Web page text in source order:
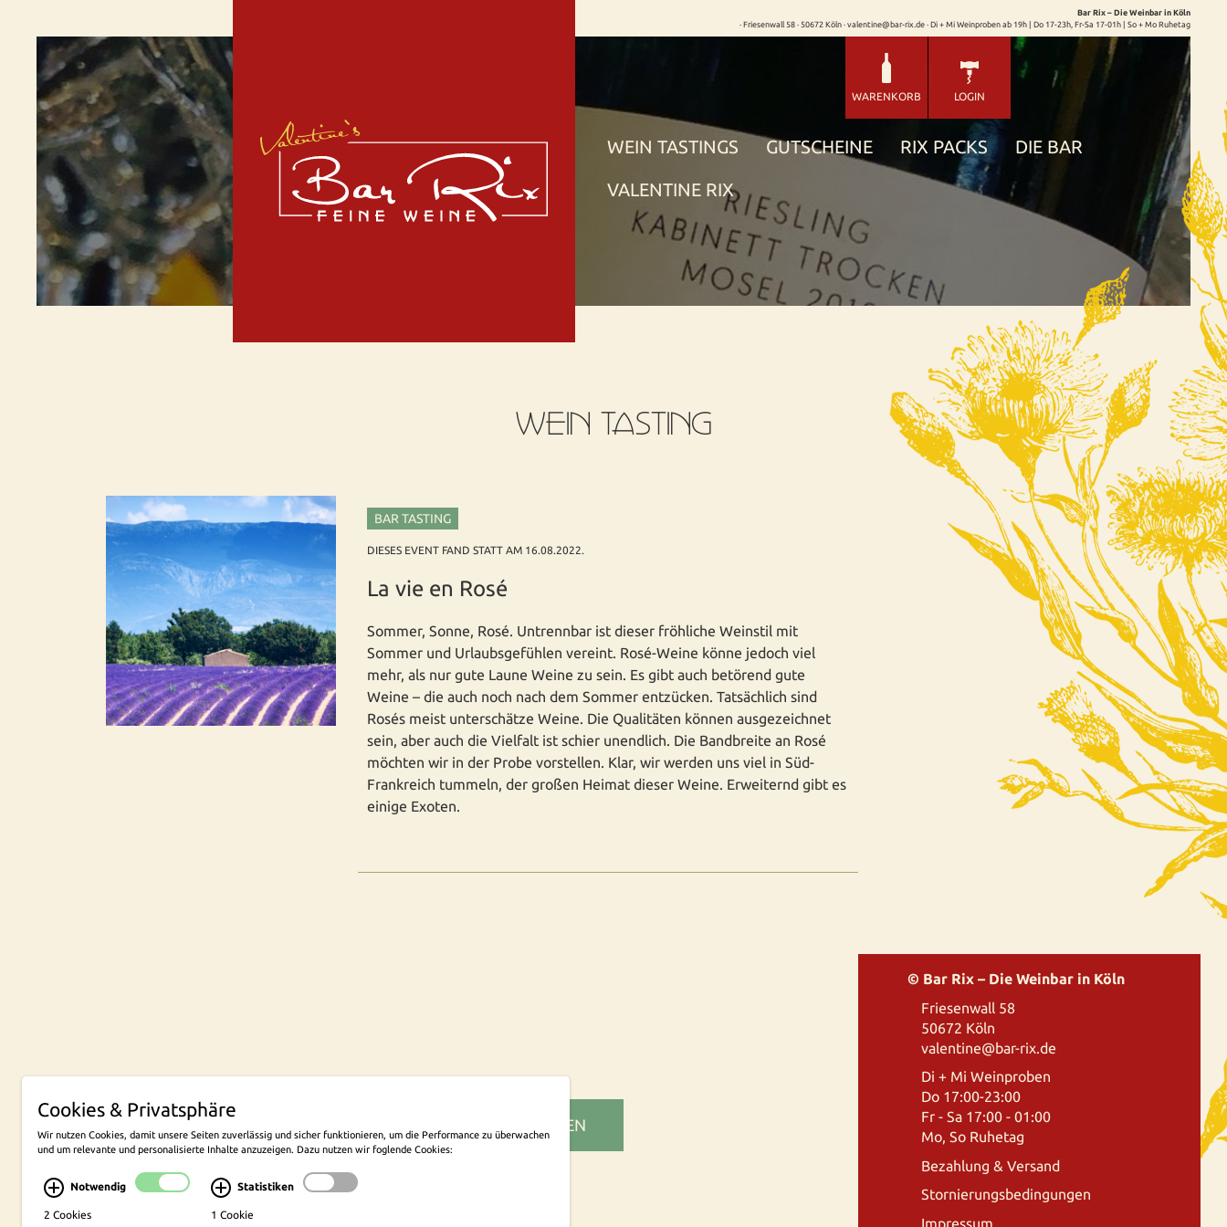
Bar Rix – Die Weinbar in Köln
· Friesenwall 58 · 50672 Köln · valentine@bar-rix.de · Di + Mi Weinproben ab 19h | Do 17-23h, Fr-Sa 17-01h | So + Mo Ruhetag
WARENKORB LOGIN
WEIN TASTINGS GUTSCHEINE RIX PACKS DIE BAR
VALENTINE RIX
WEIN TASTING
BAR TASTING
DIESES EVENT FAND STATT AM 16.08.2022.
La vie en Rosé
Sommer, Sonne, Rosé. Untrennbar ist dieser fröhliche Weinstil mit
Sommer und Urlaubsgefühlen vereint. Rosé-Weine könne jedoch viel
mehr, als nur gute Laune Weine zu sein. Es gibt auch betörend gute
Weine – die auch noch nach dem Sommer entzücken. Tatsächlich sind
Rosés meist unterschätze Weine. Die Qualitäten können ausgezeichnet
sein, aber auch die Vielfalt ist schier unendlich. Die Bandbreite an Rosé
möchten wir in der Probe vorstellen. Klar, wir werden uns viel in Süd-
Frankreich tummeln, der großen Heimat dieser Weine. Erweiternd gibt es
einige Exoten.
Konzept, Layout und technische Umsetzung cekom, Köln
NEWSLETTER ABONNIEREN
© Bar Rix – Die Weinbar in Köln
Friesenwall 58
50672 Köln
valentine@bar-rix.de
Di + Mi Weinproben
Do 17:00-23:00
Fr - Sa 17:00 - 01:00
Mo, So Ruhetag
Bezahlung & Versand
Stornierungsbedingungen
Impressum
Cookies & Privatsphäre
Wir nutzen Cookies, damit unsere Seiten zuverlässig und sicher funktionieren, um die Performance zu überwachen
und um relevante und personalisierte Inhalte anzuzeigen. Dazu nutzen wir foglende Cookies:
Notwendig
2 Cookies
Statistiken
1 Cookie